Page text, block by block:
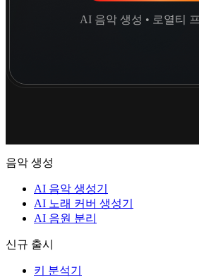
AI 음악 생성 • 로열티
음악 생성
AI 음악 생성기
AI 노래 커버 생성기
AI 음원 분리
신규 출시
키 분석기